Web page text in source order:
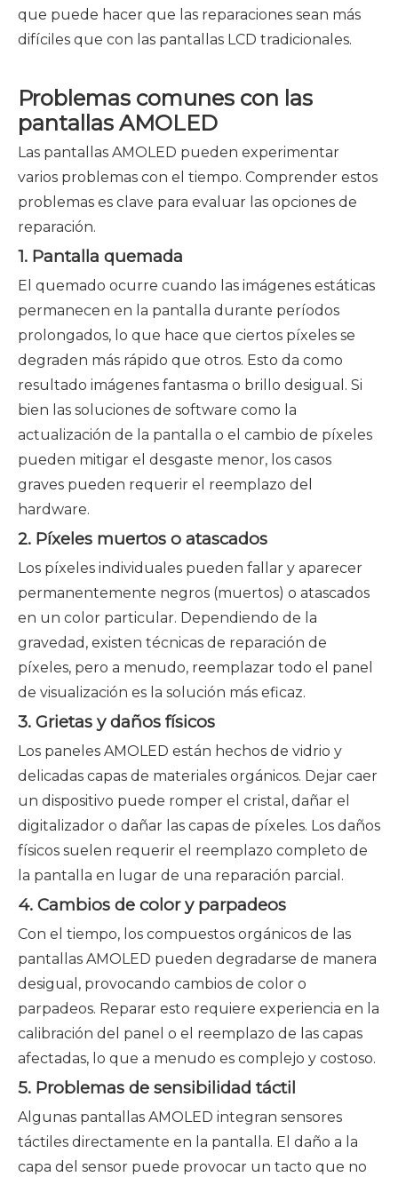
que puede hacer que las reparaciones sean más
difíciles que con las pantallas LCD tradicionales.
Problemas comunes con las
pantallas AMOLED
Las pantallas AMOLED pueden experimentar
varios problemas con el tiempo. Comprender estos
problemas es clave para evaluar las opciones de
reparación.
1. Pantalla quemada
El quemado ocurre cuando las imágenes estáticas
permanecen en la pantalla durante períodos
prolongados, lo que hace que ciertos píxeles se
degraden más rápido que otros. Esto da como
resultado imágenes fantasma o brillo desigual. Si
bien las soluciones de software como la
actualización de la pantalla o el cambio de píxeles
pueden mitigar el desgaste menor, los casos
graves pueden requerir el reemplazo del
hardware.
2. Píxeles muertos o atascados
Los píxeles individuales pueden fallar y aparecer
permanentemente negros (muertos) o atascados
en un color particular. Dependiendo de la
gravedad, existen técnicas de reparación de
píxeles, pero a menudo, reemplazar todo el panel
de visualización es la solución más eficaz.
3. Grietas y daños físicos
Los paneles AMOLED están hechos de vidrio y
delicadas capas de materiales orgánicos. Dejar caer
un dispositivo puede romper el cristal, dañar el
digitalizador o dañar las capas de píxeles. Los daños
físicos suelen requerir el reemplazo completo de
la pantalla en lugar de una reparación parcial.
4. Cambios de color y parpadeos
Con el tiempo, los compuestos orgánicos de las
pantallas AMOLED pueden degradarse de manera
desigual, provocando cambios de color o
parpadeos. Reparar esto requiere experiencia en la
calibración del panel o el reemplazo de las capas
afectadas, lo que a menudo es complejo y costoso.
5. Problemas de sensibilidad táctil
Algunas pantallas AMOLED integran sensores
táctiles directamente en la pantalla. El daño a la
capa del sensor puede provocar un tacto que no